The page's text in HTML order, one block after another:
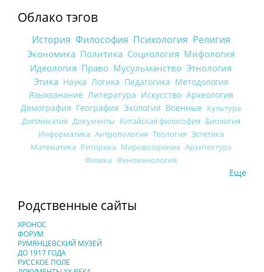
Облако тэгов
История Философия Психология Религия
Экономика Политика Социология Мифология
Идеология Право Мусульманство Этнология
Этика Наука Логика Педагогика Методология
Языкознание Литература Искусство Археология
Демография География Экология Военные Культура
Дипломатия Документы Китайская философия Биология
Информатика Антропология Теология Эстетика
Математика Риторика Мировоззрение Архитектура
Физика Феноменология
Еще
Родственные сайты
ХРОНОС
ФОРУМ
РУМЯНЦЕВСКИЙ МУЗЕЙ
ДО 1917 ГОДА
РУССКОЕ ПОЛЕ